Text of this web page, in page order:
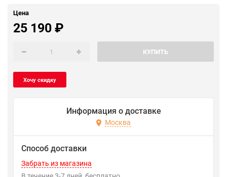
Цена
25 190₽
КУПИТЬ
Информация о доставке
Москва
Способ доставки
Забрать из магазина